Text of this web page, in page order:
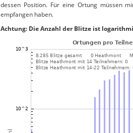
dessen Position. Für eine Ortung müssen
empfangen haben.
Achtung: Die Anzahl der Blitze ist